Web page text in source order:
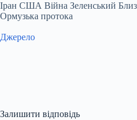
Іран США Війна Зеленський
Ормузька протока
Джерело
Залишити відповідь